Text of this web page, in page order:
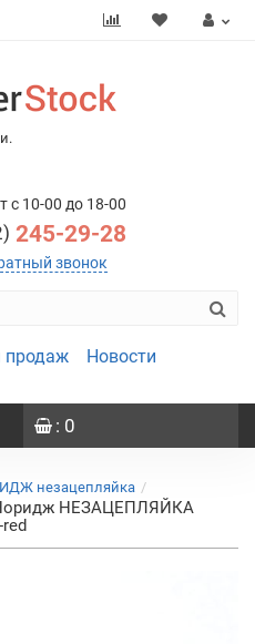
с 10-00 до 18-00
245-29-28
звонок
продаж
Новости
: 0
незацепляйка
НЕЗАЦЕПЛЯЙКА